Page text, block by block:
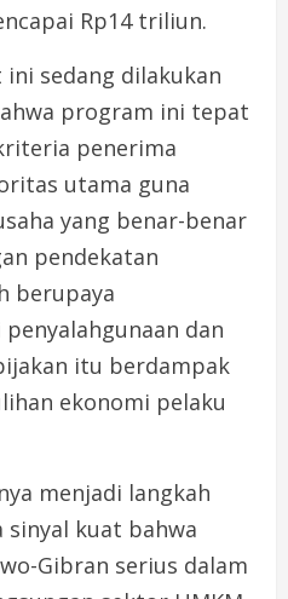
Rp14 triliun.
ini sedang dilakukan
program ini tepat
penerima
utama guna
yang benar-benar
pendekatan
berupaya
dan
itu berdampak
ekonomi pelaku
menjadi langkah
kuat bahwa
Gibran serius dalam